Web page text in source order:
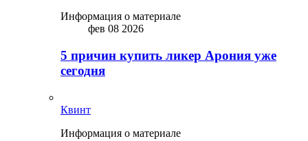
Информация о материале
фев 08 2026
5 причин купить ликep Арония уже
сегодня
Квинт
Информация о материале